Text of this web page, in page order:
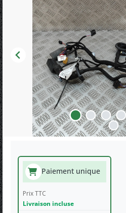
Paiement unique
Prix TTC
Livraison incluse